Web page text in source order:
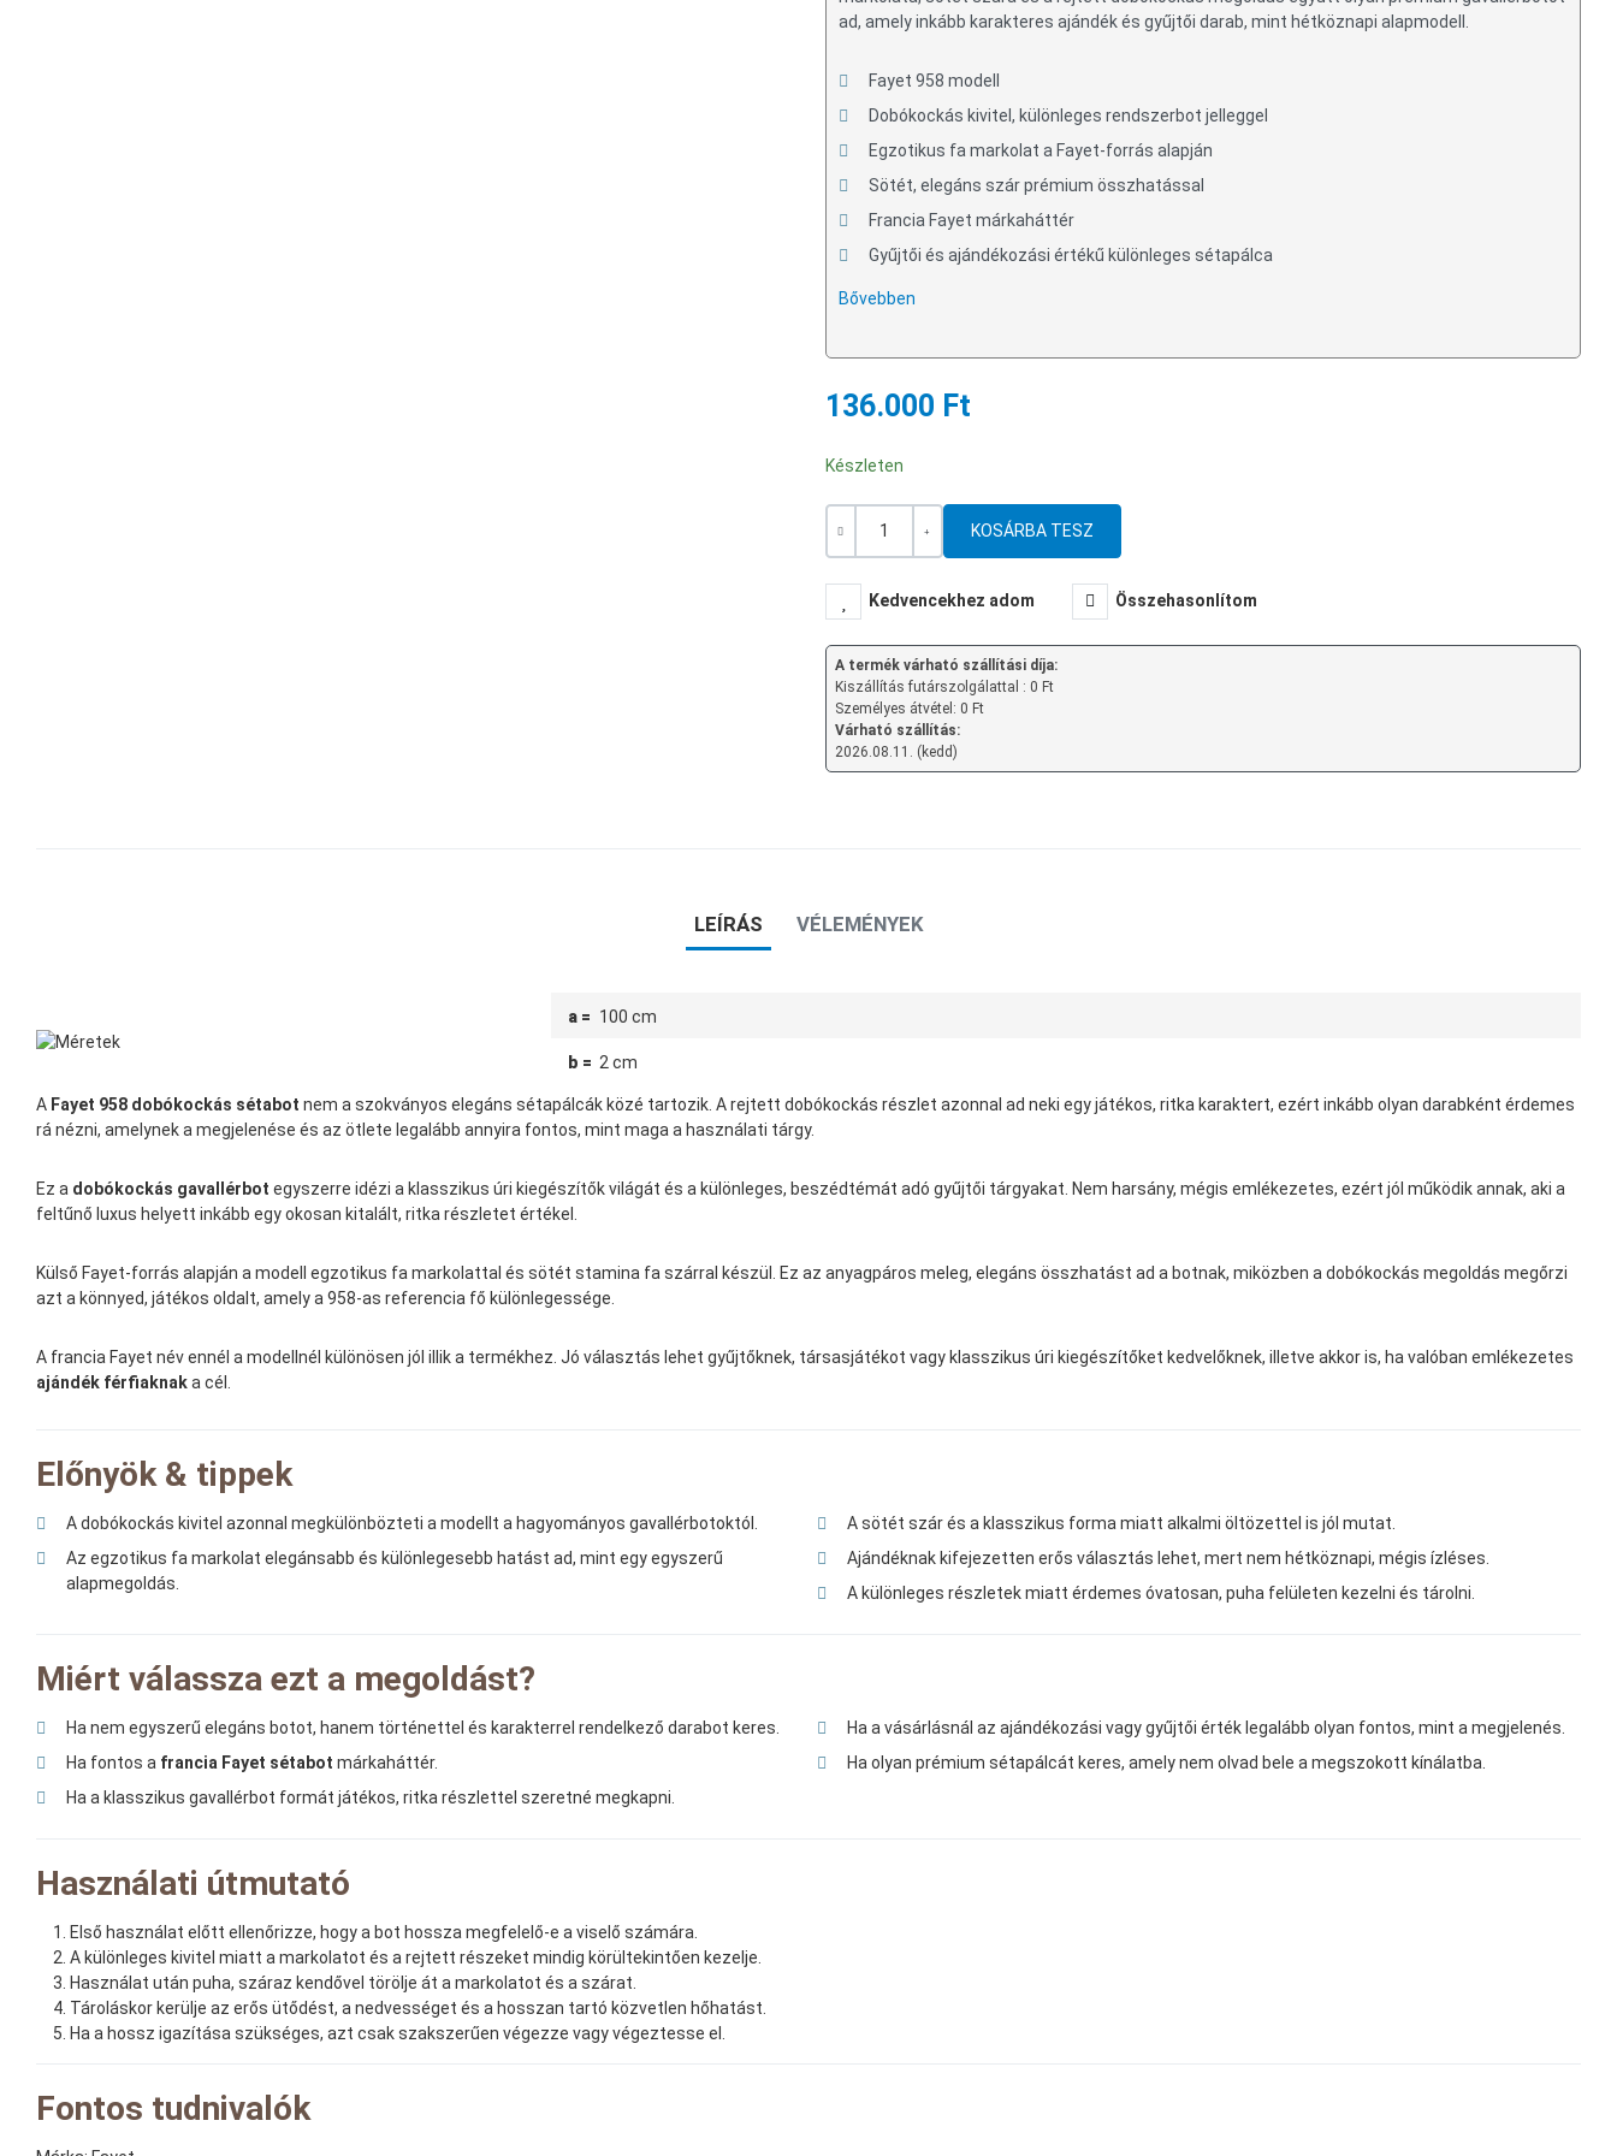
ad, amely inkább karakteres ajándék és gyűjtői darab, mint hétköznapi alapmodell.
Fayet 958 modell
Dobókockás kivitel, különleges rendszerbot jelleggel
Egzotikus fa markolat a Fayet-forrás alapján
Sötét, elegáns szár prémium összhatással
Francia Fayet márkaháttér
Gyűjtői és ajándékozási értékű különleges sétapálca
Bővebben
136.000 Ft
Készleten
Mennyiség
Kedvencekhez adom Összehasonlítom
A termék várható szállítási díja:
Kiszállítás futárszolgálattal : 0 Ft
Személyes átvétel: 0 Ft
Várható szállítás:
2026.08.11. (kedd)
LEÍRÁS VÉLEMÉNYEK
a = 100 cm
b = 2 cm
A Fayet 958 dobókockás sétabot nem a szokványos elegáns sétapálcák közé tartozik. A rejtett dobókockás részlet azonnal ad neki egy játékos, ritka karaktert, ezért inkább olyan darabként érdemes
rá nézni, amelynek a megjelenése és az ötlete legalább annyira fontos, mint maga a használati tárgy.
Ez a dobókockás gavallérbot egyszerre idézi a klasszikus úri kiegészítők világát és a különleges, beszédtémát adó gyűjtői tárgyakat. Nem harsány, mégis emlékezetes, ezért jól működik annak, aki a
feltűnő luxus helyett inkább egy okosan kitalált, ritka részletet értékel.
Külső Fayet-forrás alapján a modell egzotikus fa markolattal és sötét stamina fa szárral készül. Ez az anyagpáros meleg, elegáns összhatást ad a botnak, miközben a dobókockás megoldás megőrzi
azt a könnyed, játékos oldalt, amely a 958-as referencia fő különlegessége.
A francia Fayet név ennél a modellnél különösen jól illik a termékhez. Jó választás lehet gyűjtőknek, társasjátékot vagy klasszikus úri kiegészítőket kedvelőknek, illetve akkor is, ha valóban emlékezetes
ajándék férfiaknaka cél.
Előnyök & tippek
A dobókockás kivitel azonnal megkülönbözteti a modellt a hagyományos gavallérbotoktól.
Az egzotikus fa markolat elegánsabb és különlegesebb hatást ad, mint egy egyszerű
alapmegoldás.
A sötét szár és a klasszikus forma miatt alkalmi öltözettel is jól mutat.
Ajándéknak kifejezetten erős választás lehet, mert nem hétköznapi, mégis ízléses.
A különleges részletek miatt érdemes óvatosan, puha felületen kezelni és tárolni.
Miért válassza ezt a megoldást?
Ha nem egyszerű elegáns botot, hanem történettel és karakterrel rendelkező darabot keres.
Ha fontos a francia Fayet sétabot márkaháttér.
Ha a klasszikus gavallérbot formát játékos, ritka részlettel szeretné megkapni.
Ha a vásárlásnál az ajándékozási vagy gyűjtői érték legalább olyan fontos, mint a megjelenés.
Ha olyan prémium sétapálcát keres, amely nem olvad bele a megszokott kínálatba.
Használati útmutató
Első használat előtt ellenőrizze, hogy a bot hossza megfelelő-e a viselő számára.
A különleges kivitel miatt a markolatot és a rejtett részeket mindig körültekintően kezelje.
Használat után puha, száraz kendővel törölje át a markolatot és a szárat.
Tároláskor kerülje az erős ütődést, a nedvességet és a hosszan tartó közvetlen hőhatást.
Ha a hossz igazítása szükséges, azt csak szakszerűen végezze vagy végeztesse el.
Fontos tudnivalók